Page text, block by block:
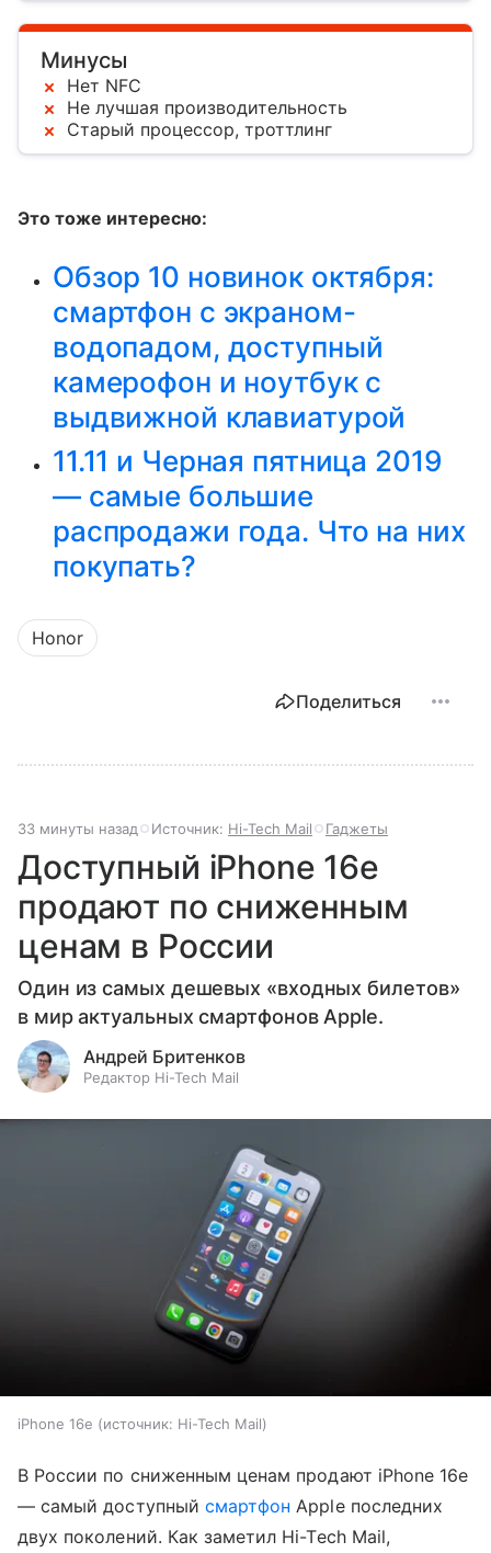
Минусы
Нет NFC
Не лучшая производительность
Старый процессор, троттлинг
Это тоже интересно:
Обзор 10 новинок октября:
смартфон с экраном-
водопадом, доступный
камерофон и ноутбук с
выдвижной клавиатурой
11.11 и Черная пятница 2019
— самые большие
распродажи года. Что на них
покупать?
Honor
Поделиться
34 минуты назад Источник: Hi-Tech Mail Гаджеты
Доступный iPhone 16e
продают по сниженным
ценам в России
Один из самых дешевых «входных билетов»
в мир актуальных смартфонов Apple.
Андрей Бритенков
Редактор Hi-Tech Mail
iPhone 16e источник: Hi-Tech Mail
В России по сниженным ценам продают iPhone 16e
— самый доступный смартфон Apple последних
двух поколений. Как заметил Hi-Tech Mail,